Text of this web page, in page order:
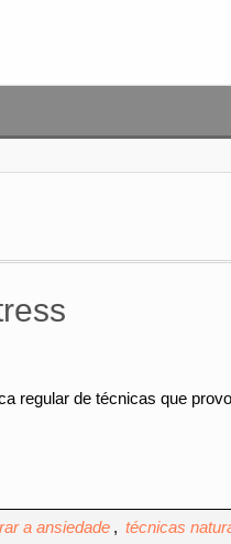
regular de técnicas que
a ansiedade , técnicas